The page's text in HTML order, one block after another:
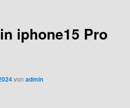
iphone15 Pro
vonadmin